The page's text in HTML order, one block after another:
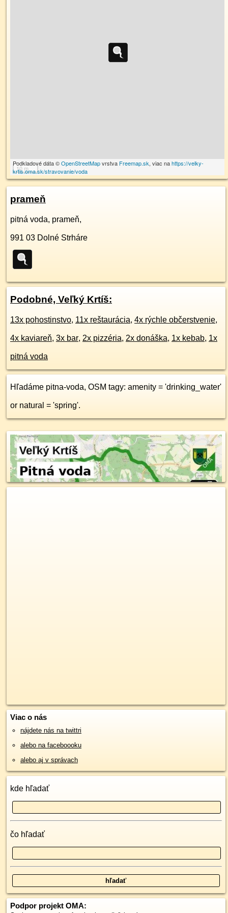
10 m
Podkladové dáta ©OpenStreetMapvrstva Freemap.sk, viac nahttps://velky-
krtis.oma.sk/stravovanie/voda
prameň
pitná voda, prameň,
991 03 Dolné Strháre
Podobné, Veľký Krtíš:
13x pohostinstvo, 11x reštaurácia, 4x rýchle občerstvenie,
4x kaviareň, 3x bar, 2x pizzéria, 2x donáška, 1x kebab, 1x
pitná voda
Hľadáme pitna-voda, OSM tagy: amenity = 'drinking_water'
or natural = 'spring'.
Viac o nás
nájdete nás na twittri
alebo na faceboooku
alebo aj v správach
kde hľadať
čo hľadať
Podpor projekt OMA: